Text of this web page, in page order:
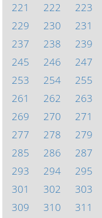
221
222 223
229
230 231
237
238 239
245
246 247
253
254 255
261
262 263
269
270 271
277
278 279
285
286 287
293
294 295
301
302 303
309
310 311